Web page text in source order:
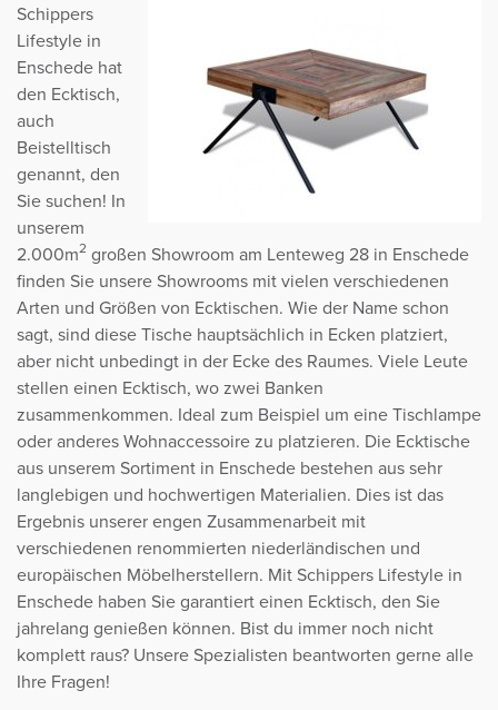
Schippers
Lifestyle in
Enschede hat
den Ecktisch,
auch
Beistelltisch
genannt, den
Sie suchen! In
unserem
2.000m2 großen Showroom am Lenteweg 28 in Enschede
finden Sie unsere Showrooms mit vielen verschiedenen
Arten und Größen von Ecktischen. Wie der Name schon
sagt, sind diese Tische hauptsächlich in Ecken platziert,
aber nicht unbedingt in der Ecke des Raumes. Viele Leute
stellen einen Ecktisch, wo zwei Banken
zusammenkommen. Ideal zum Beispiel um eine Tischlampe
oder anderes Wohnaccessoire zu platzieren. Die Ecktische
aus unserem Sortiment in Enschede bestehen aus sehr
langlebigen und hochwertigen Materialien. Dies ist das
Ergebnis unserer engen Zusammenarbeit mit
verschiedenen renommierten niederländischen und
europäischen Möbelherstellern. Mit Schippers Lifestyle in
Enschede haben Sie garantiert einen Ecktisch, den Sie
jahrelang genießen können. Bist du immer noch nicht
komplett raus? Unsere Spezialisten beantworten gerne alle
Ihre Fragen!